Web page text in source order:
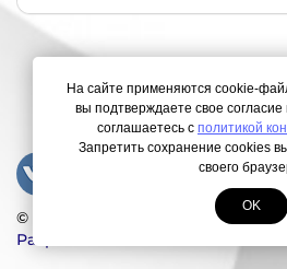
© Copyright 2000-2026. Все
Разработка сайта
На сайте применяются cookie-
вы подтверждаете свое
соглашаетесь с политикой
Запретить сохранение cookies
своего
OK